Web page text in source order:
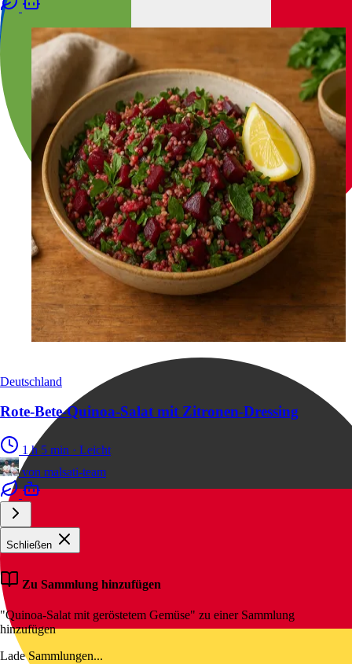
Deutschland
Rote-Bete-Quinoa-Salat mit Zitronen-Dressing
1 h 5 min · Leicht
von malsati-team
Schließen
Zu Sammlung hinzufügen
"Quinoa-Salat mit geröstetem Gemüse" zu einer Sammlung
hinzufügen
Lade Sammlungen...